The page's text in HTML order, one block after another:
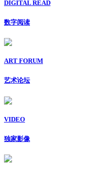
DIGITAL READ
数字阅读
ART FORUM
艺术论坛
VIDEO
独家影像